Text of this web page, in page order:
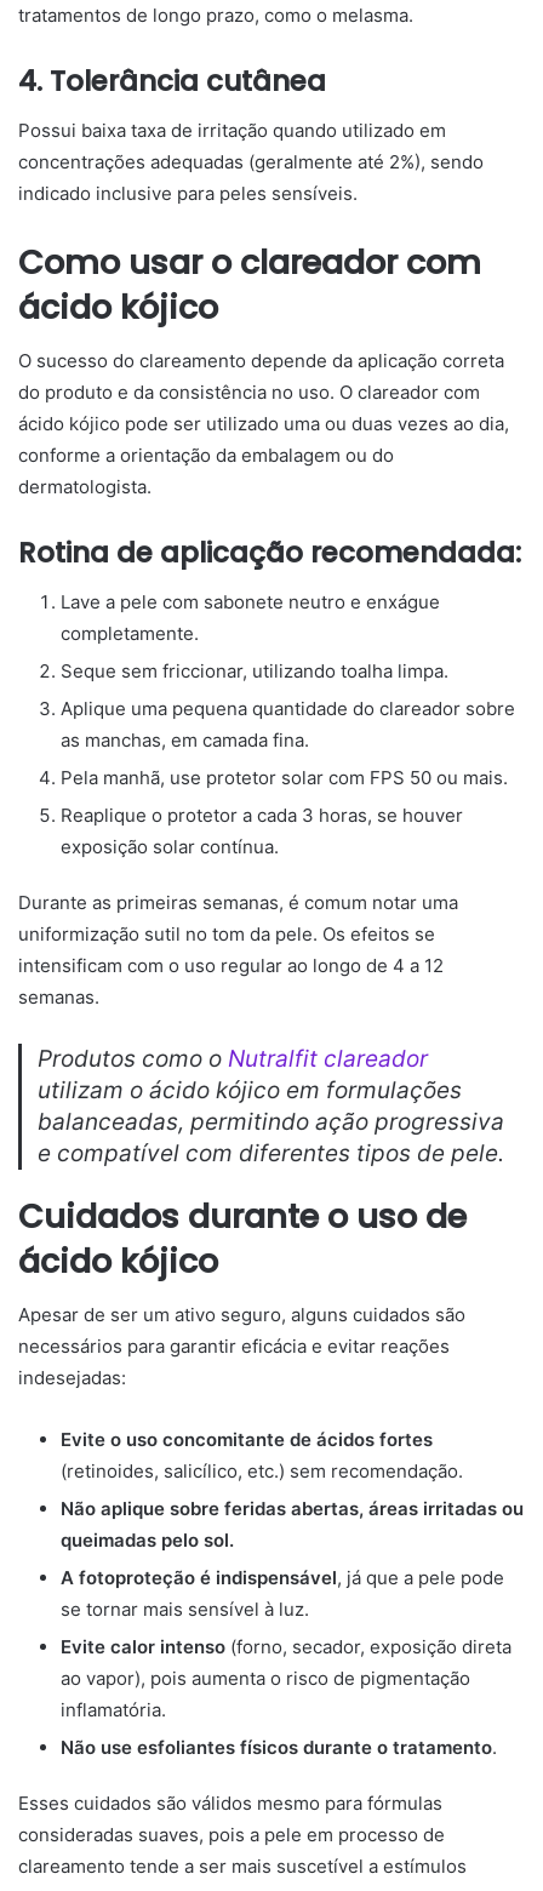
tratamentos de longo prazo, como o melasma.
4. Tolerância cutânea
Possui baixa taxa de irritação quando utilizado em
concentrações adequadas (geralmente até 2%), sendo
indicado inclusive para peles sensíveis.
Como usar o clareador com
ácido kójico
O sucesso do clareamento depende da aplicação correta
do produto e da consistência no uso. O clareador com
ácido kójico pode ser utilizado uma ou duas vezes ao dia,
conforme a orientação da embalagem ou do
dermatologista.
Rotina de aplicação recomendada:
Lave a pele com sabonete neutro e enxágue
completamente.
Seque sem friccionar, utilizando toalha limpa.
Aplique uma pequena quantidade do clareador sobre
as manchas, em camada fina.
Pela manhã, use protetor solar com FPS 50 ou mais.
Reaplique o protetor a cada 3 horas, se houver
exposição solar contínua.
Durante as primeiras semanas, é comum notar uma
uniformização sutil no tom da pele. Os efeitos se
intensificam com o uso regular ao longo de 4 a 12
semanas.
Produtos como oNutralfit clareador
utilizam o ácido kójico em formulações
balanceadas, permitindo ação progressiva
e compatível com diferentes tipos de pele.
Cuidados durante o uso de
ácido kójico
Apesar de ser um ativo seguro, alguns cuidados são
necessários para garantir eficácia e evitar reações
indesejadas:
Evite o uso concomitante de ácidos fortes
(retinoides, salicílico, etc.) sem recomendação.
Não aplique sobre feridas abertas, áreas irritadas ou
queimadas pelo sol.
A fotoproteção é indispensável, já que a pele pode
se tornar mais sensível à luz.
Evite calor intenso (forno, secador, exposição direta
ao vapor), pois aumenta o risco de pigmentação
inflamatória.
Não use esfoliantes físicos durante o tratamento.
Esses cuidados são válidos mesmo para fórmulas
consideradas suaves, pois a pele em processo de
clareamento tende a ser mais suscetível a estímulos